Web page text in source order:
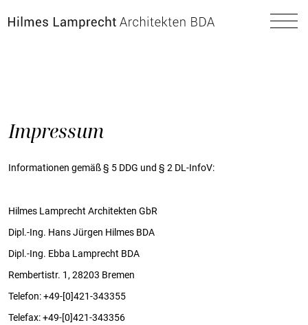
Zum Hauptinhalt spingen
Impressum
Informationen gemäß § 5 DDG und § 2 DL-InfoV:
Hilmes Lamprecht Architekten GbR
Dipl.-Ing. Hans Jürgen Hilmes BDA
Dipl.-Ing. Ebba Lamprecht BDA
Rembertistr. 1, 28203 Bremen
Telefon: +49-[0]421-343355
Telefax: +49-[0]421-343356